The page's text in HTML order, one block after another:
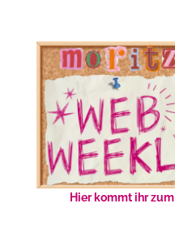
Hier kommt ihr